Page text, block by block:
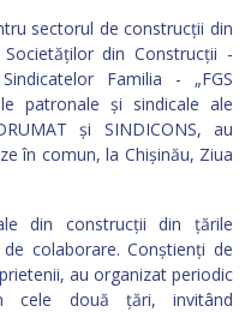
sectorul de construcții din
din Construcții -
Familia - „FGS
patronale și sindicale ale
și SINDICONS, au
în comun, la Chișinău, Ziua
din construcții din țările
colaborare. Conștienți de
au organizat periodic
cele două țări, invitând